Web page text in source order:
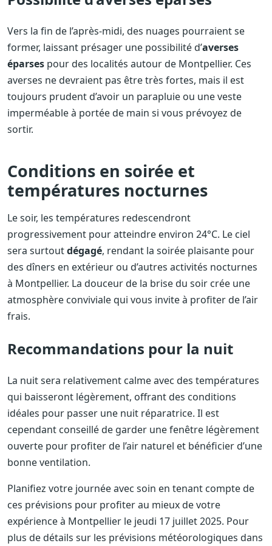
Vers la fin de l’après-midi, des nuages pourraient se
former, laissant présager une possibilité d’averses
éparses pour des localités autour de Montpellier. Ces
averses ne devraient pas être très fortes, mais il est
toujours prudent d’avoir un parapluie ou une veste
imperméable à portée de main si vous prévoyez de
sortir.
Conditions en soirée et
températures nocturnes
Le soir, les températures redescendront
progressivement pour atteindre environ 24°C. Le ciel
sera surtoutdégagé, rendant la soirée plaisante pour
des dîners en extérieur ou d’autres activités nocturnes
à Montpellier. La douceur de la brise du soir crée une
atmosphère conviviale qui vous invite à profiter de l’air
frais.
Recommandations pour la nuit
La nuit sera relativement calme avec des températures
qui baisseront légèrement, offrant des conditions
idéales pour passer une nuit réparatrice. Il est
cependant conseillé de garder une fenêtre légèrement
ouverte pour profiter de l’air naturel et bénéficier d’une
bonne ventilation.
Planifiez votre journée avec soin en tenant compte de
ces prévisions pour profiter au mieux de votre
expérience à Montpellier le jeudi 17 juillet 2025. Pour
plus de détails sur les prévisions météorologiques dans